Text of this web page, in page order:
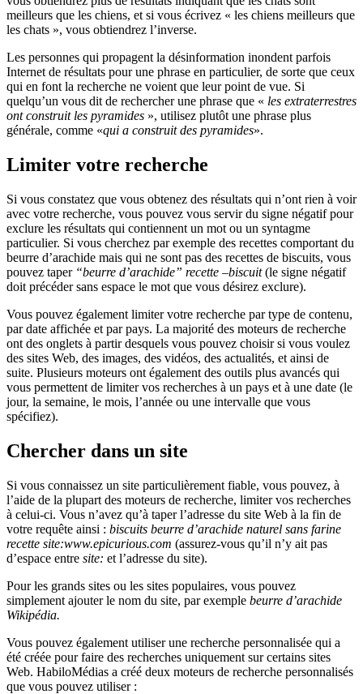
meilleurs que les chiens, et si vous écrivez « les chiens meilleurs que
les chats », vous obtiendrez l’inverse.
Les personnes qui propagent la désinformation inondent parfois
Internet de résultats pour une phrase en particulier, de sorte que ceux
qui en font la recherche ne voient que leur point de vue. Si
quelqu’un vous dit de rechercher une phrase que « les extraterrestres
ont construit les pyramides », utilisez plutôt une phrase plus
générale, comme «qui a construit des pyramides».
Limiter votre recherche
Si vous constatez que vous obtenez des résultats qui n’ont rien à voir
avec votre recherche, vous pouvez vous servir du signe négatif pour
exclure les résultats qui contiennent un mot ou un syntagme
particulier. Si vous cherchez par exemple des recettes comportant du
beurre d’arachide mais qui ne sont pas des recettes de biscuits, vous
pouvez taper “beurre d’arachide” recette –biscuit(le signe négatif
doit précéder sans espace le mot que vous désirez exclure).
Vous pouvez également limiter votre recherche par type de contenu,
par date affichée et par pays. La majorité des moteurs de recherche
ont des onglets à partir desquels vous pouvez choisir si vous voulez
des sites Web, des images, des vidéos, des actualités, et ainsi de
suite. Plusieurs moteurs ont également des outils plus avancés qui
vous permettent de limiter vos recherches à un pays et à une date (le
jour, la semaine, le mois, l’année ou une intervalle que vous
spécifiez).
Chercher dans un site
Si vous connaissez un site particulièrement fiable, vous pouvez, à
l’aide de la plupart des moteurs de recherche, limiter vos recherches
à celui-ci. Vous n’avez qu’à taper l’adresse du site Web à la fin de
votre requête ainsi : biscuits beurre d’arachide naturel sans farine
recette site:www.epicurious.com (assurez-vous qu’il n’y ait pas
d’espace entre site: et l’adresse du site).
Pour les grands sites ou les sites populaires, vous pouvez
simplement ajouter le nom du site, par exemple beurre d’arachide
Wikipédia.
Vous pouvez également utiliser une recherche personnalisée qui a
été créée pour faire des recherches uniquement sur certains sites
Web. HabiloMédias a créé deux moteurs de recherche personnalisés
que vous pouvez utiliser :